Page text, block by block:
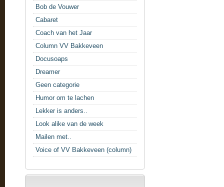
Bob de Vouwer
Cabaret
Coach van het Jaar
Column VV Bakkeveen
Docusoaps
Dreamer
Geen categorie
Humor om te lachen
Lekker is anders..
Look alike van de week
Mailen met..
Voice of VV Bakkeveen (column)